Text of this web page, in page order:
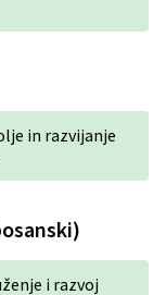
in razvijanje
i razvoj